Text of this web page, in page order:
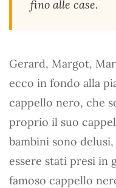
fino alle case.
Gerard, Margot,
ecco in fondo alla
cappello nero, che
proprio il suo
bambini sono
essere stati presi in
famoso cappello